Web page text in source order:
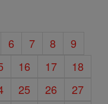
6 7 8
9
16 17
18
25 26
27